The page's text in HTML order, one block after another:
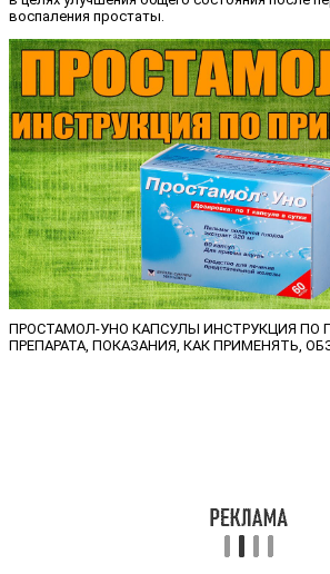
воспаления простаты.
ПРОСТАМОЛ-УНО КАПСУЛЫ ИНСТРУКЦИЯ ПО
ПРЕПАРАТА, ПОКАЗАНИЯ, КАК ПРИМЕНЯТЬ,